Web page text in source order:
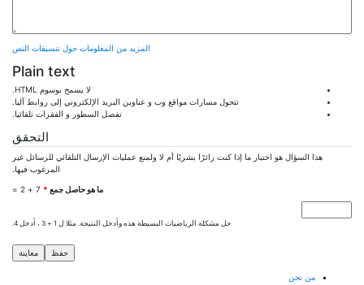
المزيد من المعلومات حول تنسيقات النص
Plain text
لا يسمح بوسوم HTML.
تتحول مسارات مواقع وب و عناوين البريد الإلكتروني إلى روابط آليا.
تفصل السطور و الفقرات تلقائيا.
التحقق
هذا السؤال هو اختبار ما إذا كنت زائرًا بشريًا أم لا ولمنع عمليات الإرسال التلقائي للرسائل غير
المرغوب فيها.
‏ما هو حاصل جمع ‏*
7 + 2 =
حل مشكلة الرياضيات البسيطة هذه وأدخل النتيجة. مثلا ل 1 + 3 ، أدخل 4.
من نحن